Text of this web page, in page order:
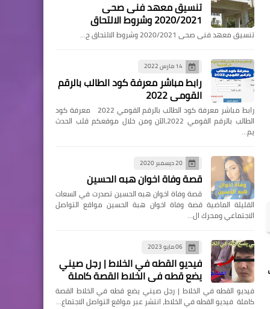
تنسيق معهد فنى صحى
2020/2021 وشروط الالتحاق
تنسيق معهد فنى صحى 2020/2021 وشروط الالتحاق ح…
14 مارس 2022
رابط مباشر معرفة كود الطالب بالرقم
القومي 2022
رابط مباشر معرفة كود الطالب بالرقم القومي 2022 معرفة كود
الطالب بالرقم القومي 2022،الآن ومن خلال موقعكم قلب الحدث
يم…
20 ديسمبر 2020
قصة وفاة اخوان هبه الحسين
قصة وفاة اخوان هبه الحسين تصدرت في السعات
القليلة الماضية قصة وفاة اخوان هبة الحسين مواقع التواصل
الاجتماعي ومحرك ال…
06 مايو 2023
فيديو القطه في الخلاط | رجل صيني
يضع قطه في الخلاط القصة كاملة
فيديو القطه في الخلاط | رجل صيني يضع قطه في الخلاط القصة
كاملة فيديو القطه في الخلاط، انتشر عبر مواقع التواصل الاجتماع…